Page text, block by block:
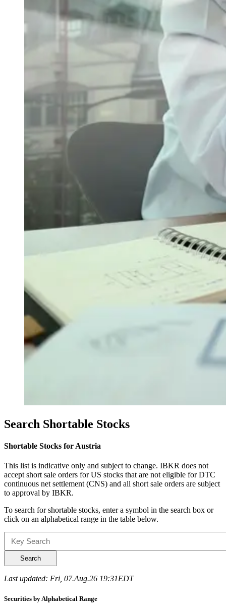
Search Shortable Stocks
Shortable Stocks for Austria
This list is indicative only and subject to change. IBKR does not
accept short sale orders for US stocks that are not eligible for DTC
continuous net settlement (CNS) and all short sale orders are subject
to approval by IBKR.
To search for shortable stocks, enter a symbol in the search box or
click on an alphabetical range in the table below.
Search
Last updated: Fri, 07.Aug.26 19:31EDT
Securities by Alphabetical Range